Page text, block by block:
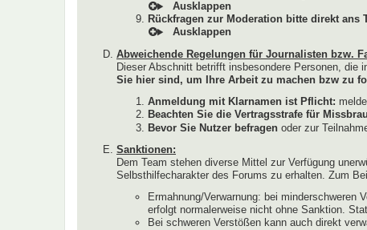
Rückfragen zur Moderation bitte direkt
Abweichende Regelungen für Journalisten bzw.
Dieser Abschnitt betrifft insbesondere Personen, die
Sie hier sind, um Ihre Arbeit zu machen bzw zu
Anmeldung mit Klarnamen ist Pflicht:
Beachten Sie die Vertragsstrafe für
Bevor Sie Nutzer befragen oder zur
Sanktionen:
Dem Team stehen diverse Mittel zur Verfügung
Selbsthilfecharakter des Forums zu erhalten. Zum
Ermahnung/Verwarnung: bei minderschweren
erfolgt normalerweise nicht ohne Sanktion.
Bei schweren Verstößen kann auch direkt